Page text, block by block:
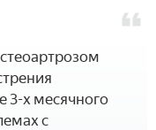
3-х месячного
с